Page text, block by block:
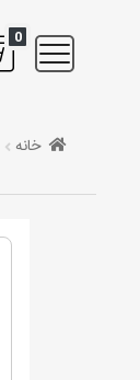
0
خانه